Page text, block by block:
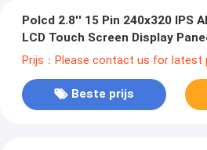
Polcd 2.8'' 15 Pin 240x320 IPS
LCD Touch Screen Display
Prijs：Please contact us for latest
Beste prijs